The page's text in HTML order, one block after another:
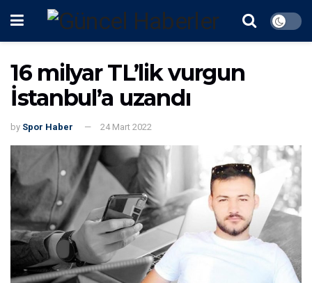
16 milyar TL’lik vurgun
İstanbul’a uzandı
by Spor Haber 24 Mart 2022